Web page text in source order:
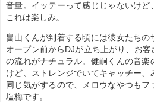
音量。イッテーって感じじゃないけど
これは楽しみ。
畠山くんが到着する頃には彼女たちの
オープン前からDJが立ち上がり、お
の流れがナチュラル。健嗣くんの音楽
けど、ストレンジでいてキャッチー
同じ気がするので、メロウなやつも
塩梅です。